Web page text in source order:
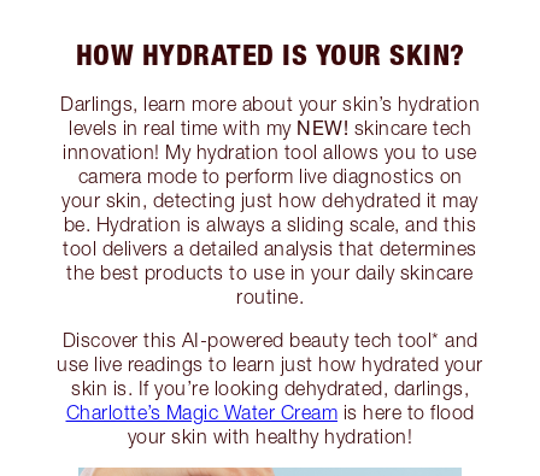
HOW HYDRATED IS YOUR SKIN?
Darlings, learn more about your skin’s hydration
levels in real time with my NEW! skincare tech
innovation! My hydration tool allows you to use
camera mode to perform live diagnostics on
your skin, detecting just how dehydrated it may
be. Hydration is always a sliding scale, and this
tool delivers a detailed analysis that determines
the best products to use in your daily skincare
routine.
Discover this AI-powered beauty tech tool* and
use live readings to learn just how hydrated your
skin is. If you’re looking dehydrated, darlings,
Charlotte’s Magic Water Cream is here to flood
your skin with healthy hydration!